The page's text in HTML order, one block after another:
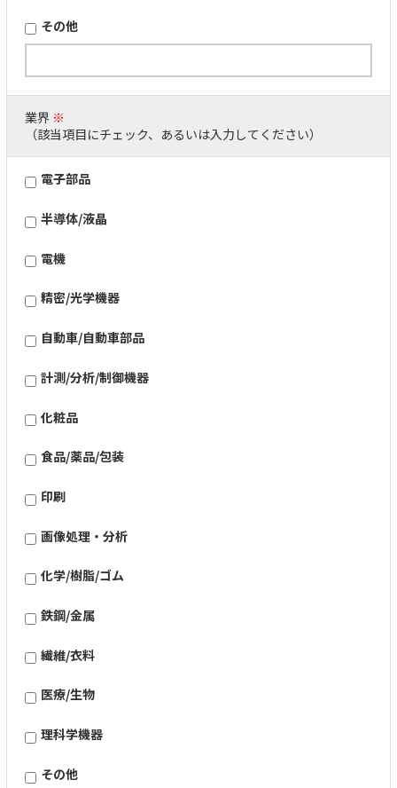
その他
業界 ※
（該当項目にチェック、あるいは入力してください）
電子部品
半導体/液晶
電機
精密/光学機器
自動車/自動車部品
計測/分析/制御機器
化粧品
食品/薬品/包装
印刷
画像処理・分析
化学/樹脂/ゴム
鉄鋼/金属
繊維/衣料
医療/生物
理科学機器
その他